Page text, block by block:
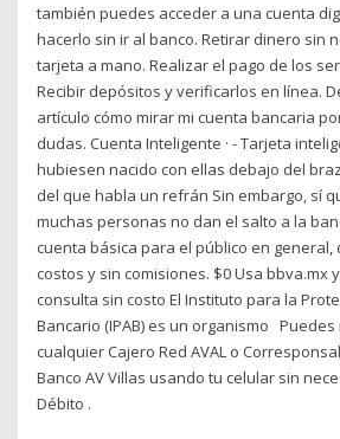
también puedes acceder a una cuenta
hacerlo sin ir al banco. Retirar dinero sin
tarjeta a mano. Realizar el pago de los
Recibir depósitos y verificarlos en línea.
artículo cómo mirar mi cuenta bancaria
dudas. Cuenta Inteligente · - Tarjeta
hubiesen nacido con ellas debajo del
del que habla un refrán Sin embargo, sí
muchas personas no dan el salto a la
cuenta básica para el público en general,
costos y sin comisiones. $0 Usa bbva.mx
consulta sin costo El Instituto para la
Bancario (IPAB) es un organismo
cualquier Cajero Red AVAL o
Banco AV Villas usando tu celular sin
Débito .